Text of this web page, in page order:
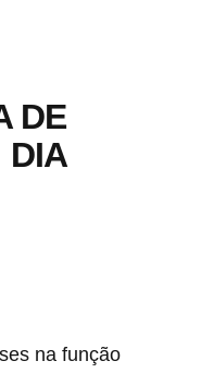
DE
DIA
na função